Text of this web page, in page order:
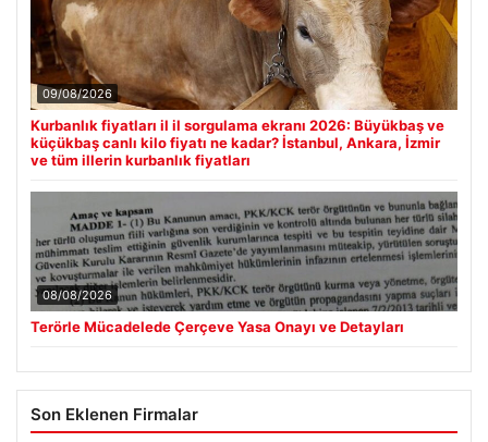
09/08/2026
Kurbanlık fiyatları il il sorgulama ekranı 2026: Büyükbaş ve
küçükbaş canlı kilo fiyatı ne kadar? İstanbul, Ankara, İzmir
ve tüm illerin kurbanlık fiyatları
08/08/2026
Terörle Mücadelede Çerçeve Yasa Onayı ve Detayları
Son Eklenen Firmalar